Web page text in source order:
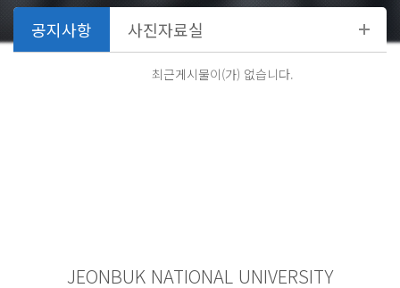
31
08.31 ~
제1학기 종료, 하기휴가 종료
최근게시물이(가) 없습니다.
JEONBUK NATIONAL UNIVERSITY